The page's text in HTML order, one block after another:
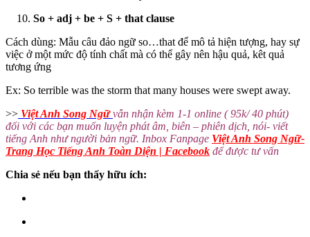
So + adj + be + S + that clause
Cách dùng: Mẫu câu đảo ngữ so…that để mô tả hiện tượng, hay sự
việc ở một mức độ tính chất mà có thể gây nên hậu quả, kêt quả
tương ứng
Ex: So terrible was the storm that many houses were swept away.
>> Việt Anh Song Ngữ vẫn nhận kèm 1-1 online ( 95k/ 40 phút)
đối với các bạn muốn luyện phát âm, biên – phiên dịch, nói- viết
tiếng Anh như người bản ngữ. Inbox Fanpage Việt Anh Song Ngữ-
Trang Học Tiếng Anh Toàn Diện | Facebook để được tư vấn
Chia sẻ nếu bạn thấy hữu ích: